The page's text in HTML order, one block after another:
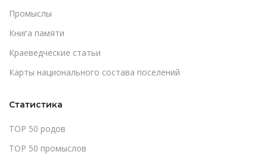
Промыслы
Книга памяти
Краеведческие статьи
Карты национального состава поселений
Статистика
TOP 50 родов
TOP 50 промыслов